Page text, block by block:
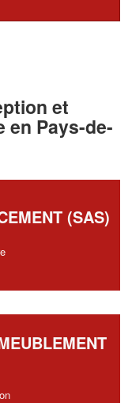
et
en Pays-de-
(SAS)